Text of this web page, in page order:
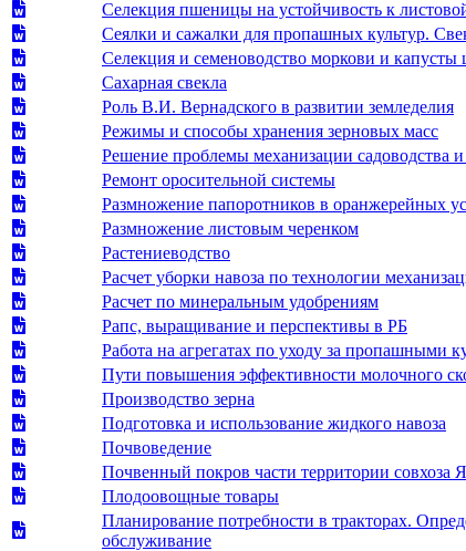
Селекция пшеницы на устойчивость к
Сеялки и сажалки для пропашных культур.
Селекция и семеноводство моркови и капусты
Сахарная свекла
Роль В.И. Вернадского в развитии земледелия
Режимы и способы хранения зерновых масс
Решение проблемы механизации садоводства и
Ремонт оросительной системы
Размножение папоротников в оранжерейных
Размножение листовым черенком
Растениеводство
Расчет уборки навоза по технологии
Расчет по минеральным удобрениям
Рапс, выращивание и перспективы в РБ
Работа на агрегатах по уходу за пропашными
Пути повышения эффективности молочного
Производство зерна
Подготовка и использование жидкого навоза
Почвоведение
Почвенный покров части территории совхоза
Плодоовощные товары
Планирование потребности в тракторах.
обслуживание